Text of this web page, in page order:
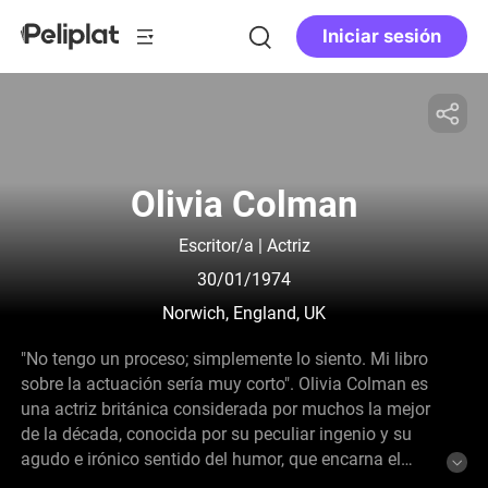
Iniciar sesión
Olivia Colman
Escritor/a | Actriz
30/01/1974
Norwich, England, UK
"No tengo un proceso; simplemente lo siento. Mi libro
sobre la actuación sería muy corto". Olivia Colman es
una actriz británica considerada por muchos la mejor
de la década, conocida por su peculiar ingenio y su
agudo e irónico sentido del humor, que encarna el